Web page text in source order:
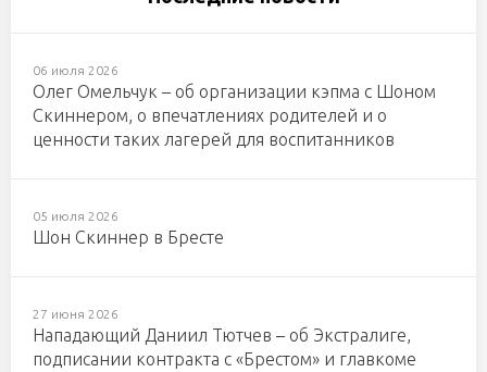
06 июля 2026
Олег Омельчук – об организации кэпма с Шоном
Скиннером, о впечатлениях родителей и о
ценности таких лагерей для воспитанников
05 июля 2026
Шон Скиннер в Бресте
27 июня 2026
Нападающий Даниил Тютчев – об Экстралиге,
подписании контракта с «Брестом» и главкоме